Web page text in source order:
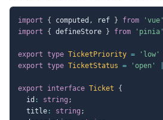
import { computed , ref } from 'vue'
import
{ defineStore } from 'pinia'
export type TicketPriority = 'low'
export type TicketStatus = 'open'
export interface Ticket
{
  id
: string ;
  title
: string ;